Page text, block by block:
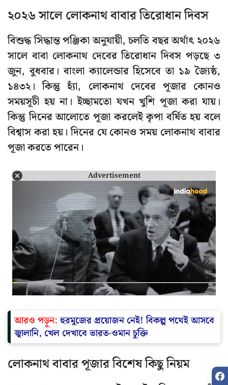
২০২৬ সালে লোকনাথ বাবার তিরোধান দিবস
বিশুদ্ধ সিদ্ধান্ত পঞ্জিকা অনুযায়ী, চলতি বছর অর্থাৎ ২০২৬
সালে বাবা লোকনাথ দেবের তিরোধান দিবস পড়ছে ৩
জুন, বুধবার। বাংলা ক্যালেন্ডার হিসেবে তা ১৯ জ্যৈষ্ঠ,
১৪৩২। কিন্তু হ্যাঁ, লোকনাথ দেবের পূজার কোনও
সময়সূচী হয় না। ইচ্ছামতো যখন খুশি পূজা করা যায়।
কিন্তু দিনের আলোতে পূজা করলেই কৃপা বর্ষিত হয় বলে
বিশ্বাস করা হয়। দিনের যে কোনও সময় লোকনাথ বাবার
পূজা করতে পারেন।
Advertisement
আরও পড়ুন:হুরমুজের প্রয়োজন নেই! বিকল্প পথেই আসবে
জ্বালানি, খেল দেখাবে ভারত-ওমান চুক্তি
লোকনাথ বাবার পূজার বিশেষ কিছু নিয়ম